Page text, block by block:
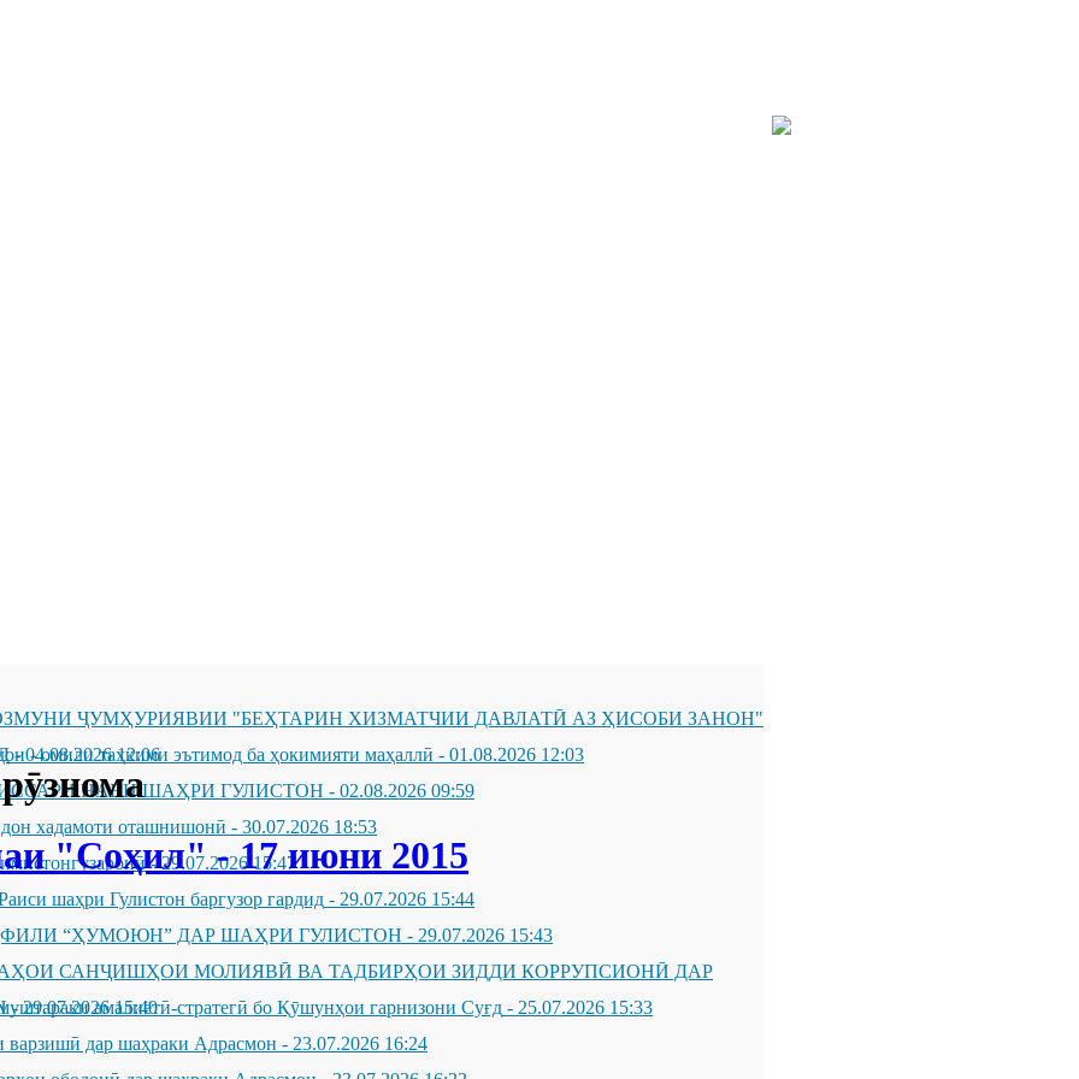
ҶУМҲУРИЯВИИ "БЕҲТАРИН ХИЗМАТЧИИ ДАВЛАТӢ АЗ ҲИСОБИ ЗАНОН"
-04.08.2026 12:06
- омили таҳкими эътимод ба ҳокимияти маҳаллӣ - 01.08.2026 12:03
НАВИ ШАҲРИ ГУЛИСТОН - 02.08.2026 09:59
хадамоти оташнишонӣ - 30.07.2026 18:53
- 29.07.2026 15:47
шаҳри Гулистон баргузор гардид - 29.07.2026 15:44
“ҲУМОЮН” ДАР ШАҲРИ ГУЛИСТОН - 29.07.2026 15:43
САНҶИШҲОИ МОЛИЯВӢ ВА ТАДБИРҲОИ ЗИДДИ КОРРУПСИОНӢ ДАР
-29.07.2026 15:40амалиётӣ-стратегӣ бо Қӯшунҳои гарнизони Суғд - 25.07.2026 15:33
варзишӣ дар шаҳраки Адрасмон - 23.07.2026 16:24
"Соҳил" - 17 июни 2015